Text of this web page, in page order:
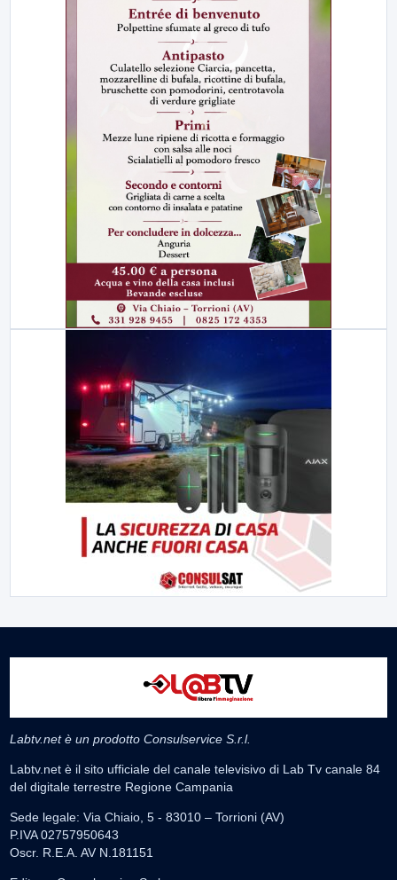
Labtv.net è un prodotto Consulservice S.r.l.
Labtv.net è il sito ufficiale del canale televisivo di Lab Tv canale 84
del digitale terrestre Regione Campania
Sede legale: Via Chiaio, 5 - 83010 – Torrioni (AV)
P.IVA 02757950643
Oscr. R.E.A. AV N.181151